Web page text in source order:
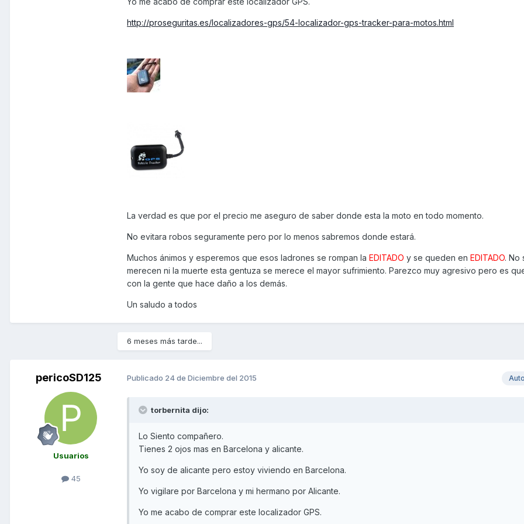
http://proseguritas.es/localizadores-gps/54-localizador-gps-tracker-para-motos.html
La verdad es que por el precio me aseguro de saber donde esta la moto en todo momento.
No evitara robos seguramente pero por lo menos sabremos donde estará.
Muchos ánimos y esperemos que esos ladrones se rompan la EDITADO y se queden en EDITADO. No
merecen ni la muerte esta gentuza se merece el mayor sufrimiento. Parezco muy agresivo pero es
con la gente que hace daño a los demás.
Un saludo a todos
6 meses más tarde...
pericoSD125
Usuarios
45
Publicado 24 de Diciembre del 2015
torbernita dijo:
Lo Siento compañero.
Tienes 2 ojos mas en Barcelona y alicante.
Yo soy de alicante pero estoy viviendo en Barcelona.
Yo vigilare por Barcelona y mi hermano por Alicante.
Yo me acabo de comprar este localizador GPS.